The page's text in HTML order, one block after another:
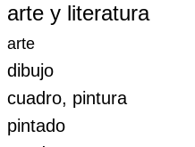
arte y literatura
arte
dibujo
cuadro, pintura
pintado